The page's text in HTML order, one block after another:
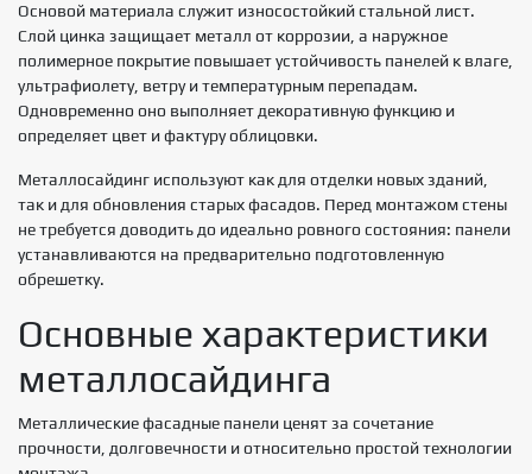
Основой материала служит износостойкий стальной лист.
Слой цинка защищает металл от коррозии, а наружное
полимерное покрытие повышает устойчивость панелей к влаге,
ультрафиолету, ветру и температурным перепадам.
Одновременно оно выполняет декоративную функцию и
определяет цвет и фактуру облицовки.
Металлосайдинг используют как для отделки новых зданий,
так и для обновления старых фасадов. Перед монтажом стены
не требуется доводить до идеально ровного состояния: панели
устанавливаются на предварительно подготовленную
обрешетку.
Основные характеристики
металлосайдинга
Металлические фасадные панели ценят за сочетание
прочности, долговечности и относительно простой технологии